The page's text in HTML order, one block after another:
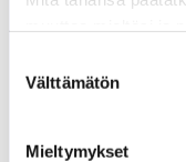
valinta
Välttämätön
Mieltymykset